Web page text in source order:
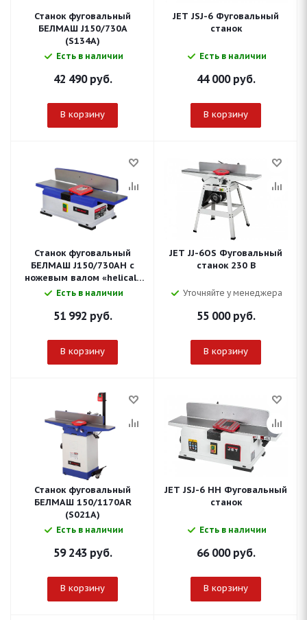
Станок фуговальный
БЕЛМАШ J150/730A
(S134A)
Есть в наличии
42 490руб.
В корзину
JET JSJ-6 Фуговальный
станок
Есть в наличии
44 000руб.
В корзину
Станок фуговальный
БЕЛМАШ J150/730AH с
ножевым валом «helical»
(S214A)
Есть в наличии
51 992 руб.
В корзину
JET JJ-6OS Фуговальный
станок 230 В
Уточняйте у менеджера
55 000руб.
В корзину
Станок фуговальный
БЕЛМАШ 150/1170AR
(S021A)
Есть в наличии
59 243руб.
В корзину
JET JSJ-6 HH Фуговальный
станок
Есть в наличии
66 000руб.
В корзину